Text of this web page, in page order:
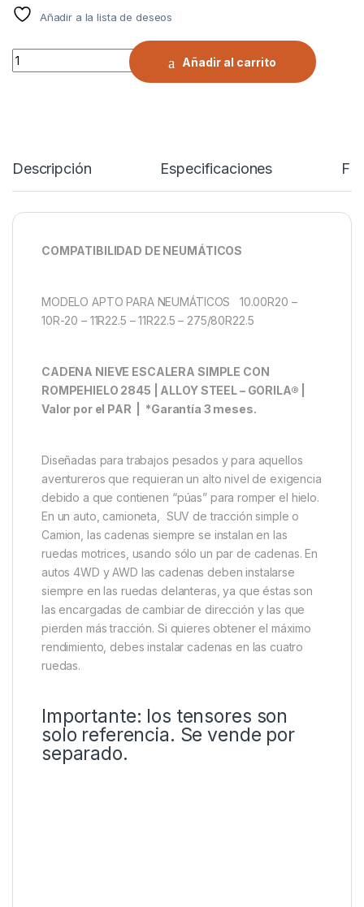
Añadir a la lista de deseos
CADENA NIEVE ESCALERA SIMPLE CON ROMPEHIELO
Añadir al carrito
Descripción Especificaciones
COMPATIBILIDAD DE NEUMÁTICOS
MODELO APTO PARA NEUMÁTICOS 10.00R20 –
10R-20 – 11R22.5 – 11R22.5 – 275/80R22.5
CADENA NIEVE ESCALERA SIMPLE CON
ROMPEHIELO 2845 | ALLOY STEEL – GORILA® |
Valor por el PAR | *Garantía 3 meses.
Diseñadas para trabajos pesados y para aquellos
aventureros que requieran un alto nivel de exigencia
debido a que contienen “púas” para romper el hielo.
En un auto, camioneta, SUV de tracción simple o
Camion, las cadenas siempre se instalan en las
ruedas motrices, usando sólo un par de cadenas. En
autos 4WD y AWD las cadenas deben instalarse
siempre en las ruedas delanteras, ya que éstas son
las encargadas de cambiar de dirección y las que
pierden más tracción. Si quieres obtener el máximo
rendimiento, debes instalar cadenas en las cuatro
ruedas.
Importante: los tensores son
solo referencia. Se vende por
separado.